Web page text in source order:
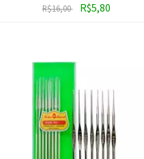
R$16,00 R$5,80